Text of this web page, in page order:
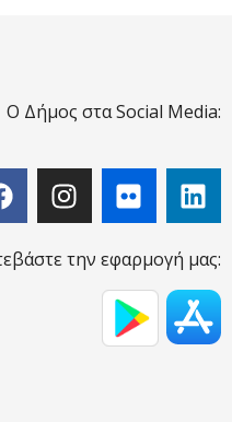
Ο Δήμος στα Social Media:
την εφαρμογή μας: